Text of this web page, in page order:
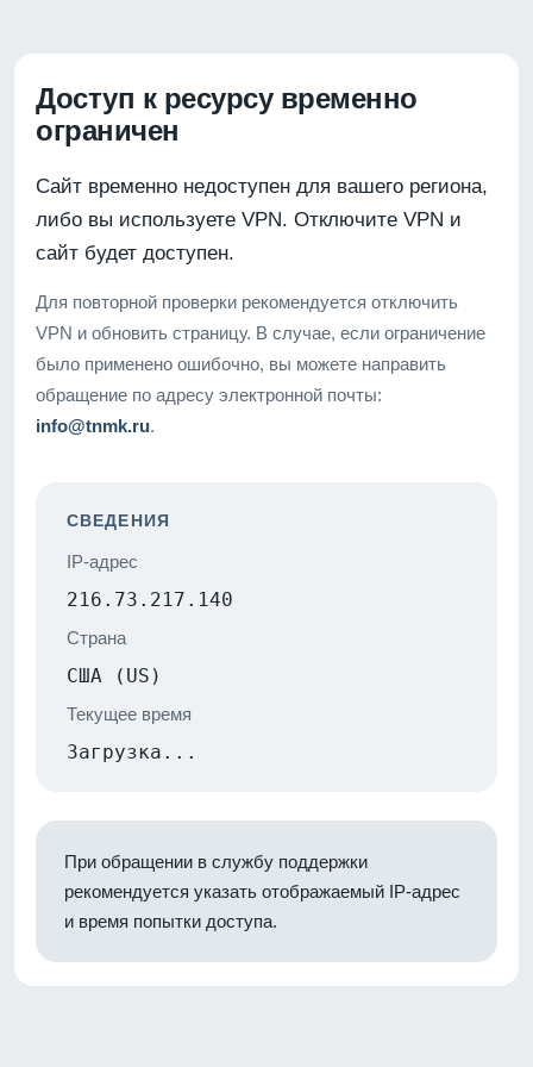
Доступ к ресурсу временно
ограничен
Сайт временно недоступен для вашего региона,
либо вы используете VPN. Отключите VPN и
сайт будет доступен.
Для повторной проверки рекомендуется отключить
VPN и обновить страницу. В случае, если ограничение
было применено ошибочно, вы можете направить
обращение по адресу электронной почты:
info@tnmk.ru.
СВЕДЕНИЯ
IP-адрес
216.73.217.140
Страна
США (US)
Текущее время
Загрузка...
При обращении в службу поддержки
рекомендуется указать отображаемый IP-адрес
и время попытки доступа.